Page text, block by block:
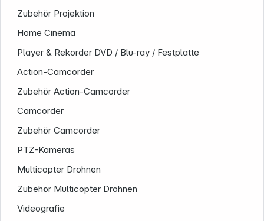
Zubehör Projektion
Home Cinema
Player & Rekorder DVD / Blu-ray / Festplatte
Action-Camcorder
Zubehör Action-Camcorder
Camcorder
Zubehör Camcorder
PTZ-Kameras
Multicopter Drohnen
Zubehör Multicopter Drohnen
Videografie